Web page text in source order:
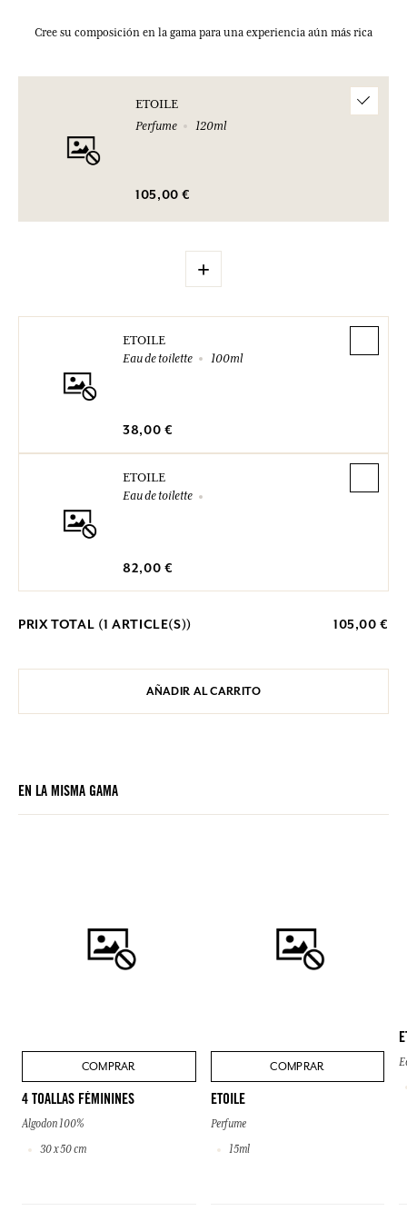
Cree su composición en la gama para una experiencia aún más rica
ETOILE
Perfume
120ml
105,00 €
+
ETOILE
Eau de toilette
100ml
38,00 €
ETOILE
Eau de toilette
82,00 €
PRIX TOTAL (1 ARTICLE(S)) 105,00 €
AÑADIR AL CARRITO
EN LA MISMA GAMA
COMPRAR
4 TOALLAS FÉMININES
Algodon 100%
30 x 50 cm
COMPRAR
ETOILE
Perfume
15ml